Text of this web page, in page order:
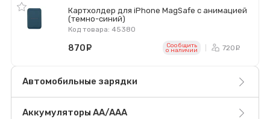
Картхолдер для iPhone MagSafe с анимацией
(темно-синий)
Код товара: 45380
870 Сообщить
o наличии 720
Автомобильные зарядки
Аккумуляторы AA/AAA